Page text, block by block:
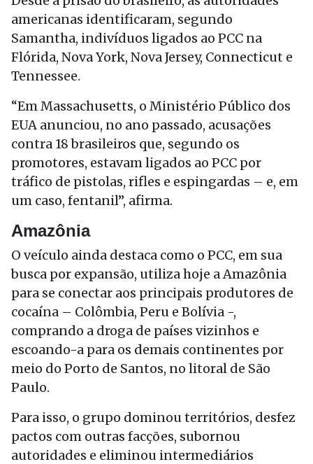
americanas identificaram, segundo
Samantha, indivíduos ligados ao PCC na
Flórida, Nova York, Nova Jersey, Connecticut e
Tennessee.
“Em Massachusetts, o Ministério Público dos
EUA anunciou, no ano passado, acusações
contra 18 brasileiros que, segundo os
promotores, estavam ligados ao PCC por
tráfico de pistolas, rifles e espingardas – e, em
um caso, fentanil”, afirma.
Amazônia
O veículo ainda destaca como o PCC, em sua
busca por expansão, utiliza hoje a Amazônia
para se conectar aos principais produtores de
cocaína – Colômbia, Peru e Bolívia -,
comprando a droga de países vizinhos e
escoando-a para os demais continentes por
meio do Porto de Santos, no litoral de São
Paulo.
Para isso, o grupo dominou territórios, desfez
pactos com outras facções, subornou
autoridades e eliminou intermediários